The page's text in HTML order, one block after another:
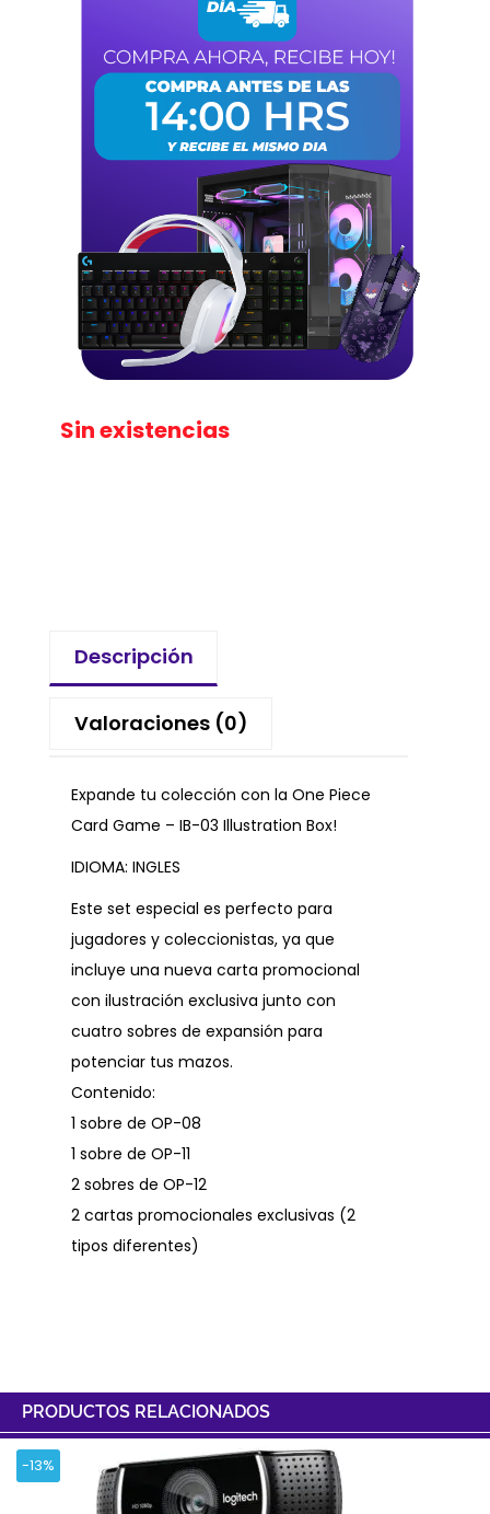
Sin existencias
Descripción
Valoraciones (0)
Expande tu colección con la One Piece
Card Game – IB-03 Illustration Box!
IDIOMA: INGLES
Este set especial es perfecto para
jugadores y coleccionistas, ya que
incluye una nueva carta promocional
con ilustración exclusiva junto con
cuatro sobres de expansión para
potenciar tus mazos.
Contenido:
1 sobre de OP-08
1 sobre de OP-11
2 sobres de OP-12
2 cartas promocionales exclusivas (2
tipos diferentes)
PRODUCTOS RELACIONADOS
-13%